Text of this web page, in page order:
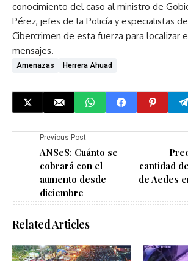
conocimiento del caso al ministro de
Pérez, jefes de la Policía y especialistas
Cibercrimen de esta fuerza para localizar
mensajes.
Amenazas Herrera Ahuad
Previous Post
ANSeS: Cuánto se
cobrará con el
aumento desde
diciembre
cantidad
de Aedes
Related Articles